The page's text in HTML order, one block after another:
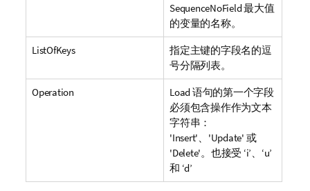
SequenceNoField最大值
的变量的名称。
ListOfKeys
指定主键的字段名的逗
号分隔列表。
Operation
Load 语句的第一个字段
必须包含操作作为文本
字符串：
'Insert'、'Update' 或
'Delete'。也接受 ‘i’、‘u’
和 ‘d’